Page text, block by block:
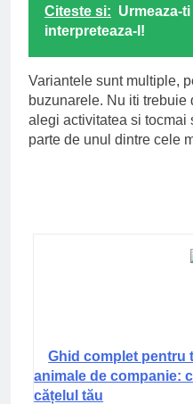
Citeste si: Urmeaza-
interpreteaza-l!
Variantele sunt multiple,
buzunarele. Nu iti trebuie
alegi activitatea si tocmai
parte de unul dintre cele
Ghid complet pentru
animale de companie:
cățelul tău